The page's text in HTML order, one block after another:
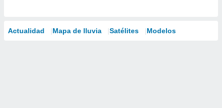
Actualidad Mapa de lluvia Satélites Modelos